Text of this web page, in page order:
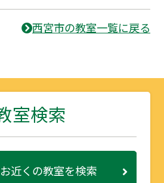
西宮市の教室一覧に戻る
室検索
お近くの教室を検索